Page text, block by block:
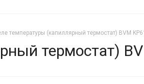
температуры (капиллярный термостат) BVM
термостат)